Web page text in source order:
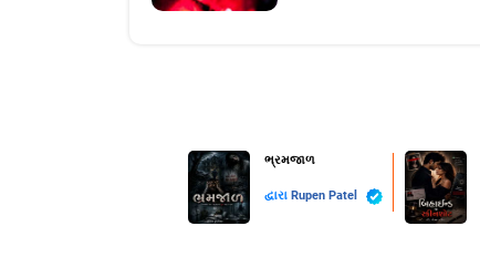
ભ્રમજાળ
દ્વારા Rupen Patel